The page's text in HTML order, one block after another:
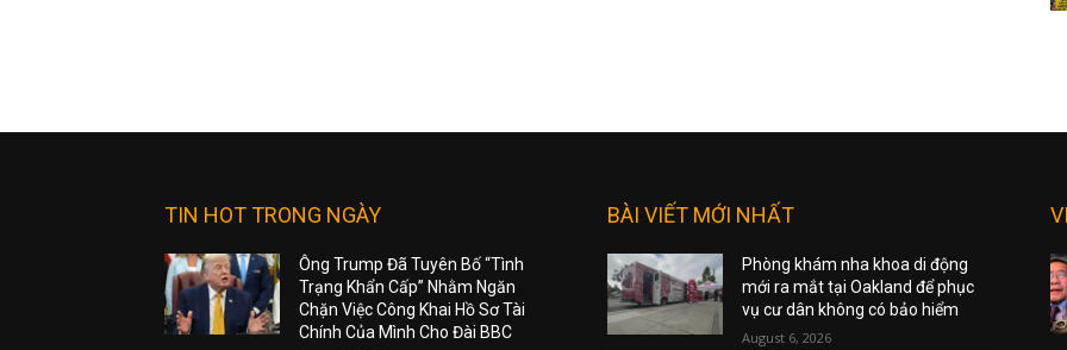
TIN HOT TRONG NGÀY
Ông Trump Đã Tuyên Bố “Tình
Trạng Khẩn Cấp” Nhằm Ngăn
Chặn Việc Công Khai Hồ Sơ Tài
Chính Của Mình Cho Đài BBC
BÀI VIẾT MỚI NHẤT
Phòng khám nha khoa di động
mới ra mắt tại Oakland để phục
vụ cư dân không có bảo hiểm
August 6, 2026